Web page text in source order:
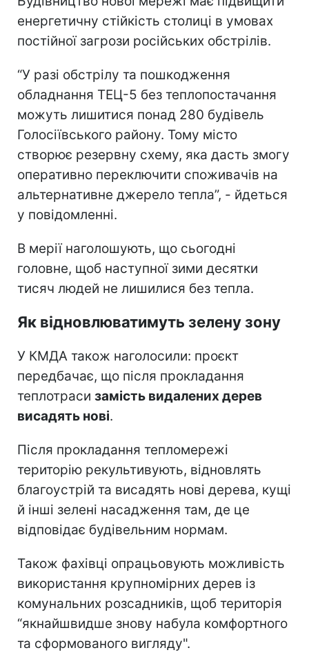
енергетичну стійкість столиці в умовах
постійної загрози російських обстрілів.
“У разі обстрілу та пошкодження
обладнання ТЕЦ-5 без теплопостачання
можуть лишитися понад 280 будівель
Голосіївського району. Тому місто
створює резервну схему, яка дасть змогу
оперативно переключити споживачів на
альтернативне джерело тепла”, - йдеться
у повідомленні.
В мерії наголошують, що сьогодні
головне, щоб наступної зими десятки
тисяч людей не лишилися без тепла.
Як відновлюватимуть зелену зону
У КМДА також наголосили: проєкт
передбачає, що після прокладання
теплотраси замість видалених дерев
висадять нові.
Після прокладання тепломережі
територію рекультивують, відновлять
благоустрій та висадять нові дерева, кущі
й інші зелені насадження там, де це
відповідає будівельним нормам.
Також фахівці опрацьовують можливість
використання крупномірних дерев із
комунальних розсадників, щоб територія
“якнайшвидше знову набула комфортного
та сформованого вигляду".